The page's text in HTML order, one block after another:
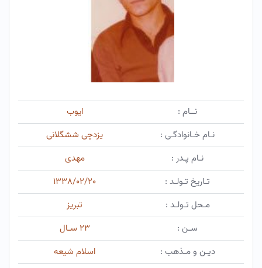
نــام :
ایوب
نـام خـانوادگـی :
یزدچی ششگلانی
نـام پـدر :
مهدی
تـاریخ تـولـد :
۱۳۳۸/۰۲/۲۰
مـحل تـولـد :
تبریز
سـن :
۲۳ سـال
دیـن و مـذهب :
اسلام شیعه